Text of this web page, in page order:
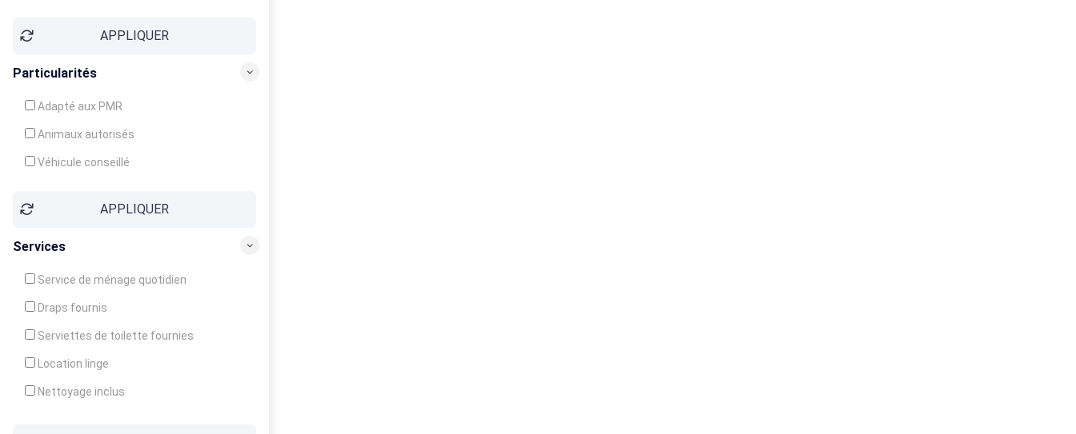
Soins du corpsAPPLIQUER
Particularités
Adapté aux PMR
Animaux autorisés
Véhicule conseillé
APPLIQUER
Services
Service de ménage quotidien
Draps fournis
Serviettes de toilette fournies
Location linge
Nettoyage inclus